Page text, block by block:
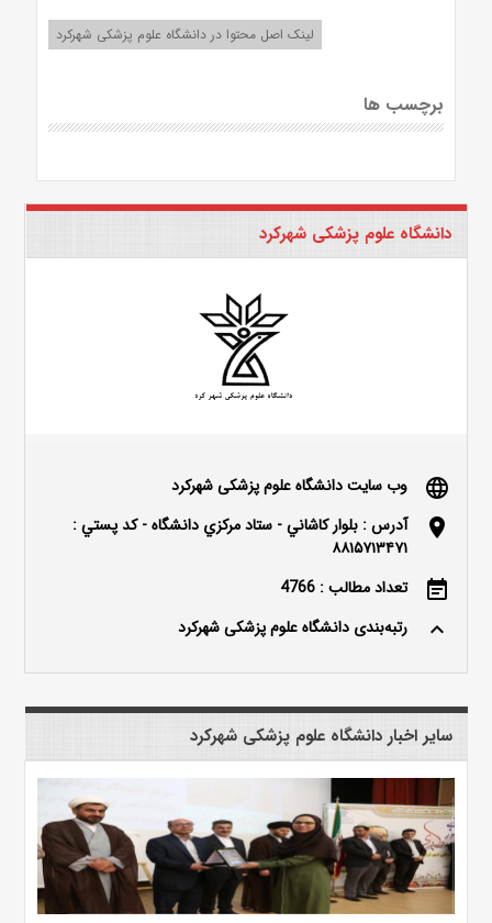
لینک اصل محتوا در دانشگاه علوم پزشکی شهرکرد
برچسب ها
دانشگاه علوم پزشکی شهرکرد
language وب سایت دانشگاه علوم پزشکی شهرکرد
location_on
آدرس : بلوار كاشاني - ستاد مركزي دانشگاه - كد پستي :
۸۸۱۵۷۱۳۴۷۱
event_note تعداد مطالب : 4766
keyboard_arrow_up رتبه‌بندی دانشگاه علوم پزشکی شهرکرد
سایر اخبار دانشگاه علوم پزشکی شهرکرد